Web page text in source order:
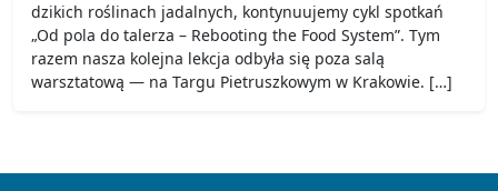
dzikich roślinach jadalnych, kontynuujemy cykl spotkań
„Od pola do talerza – Rebooting the Food System”. Tym
razem nasza kolejna lekcja odbyła się poza salą
warsztatową — na Targu Pietruszkowym w Krakowie. […]